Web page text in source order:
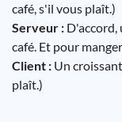
café, s'il vous plaît.)
Serveur : D'accord,
café. Et pour
Client : Un
plaît.)